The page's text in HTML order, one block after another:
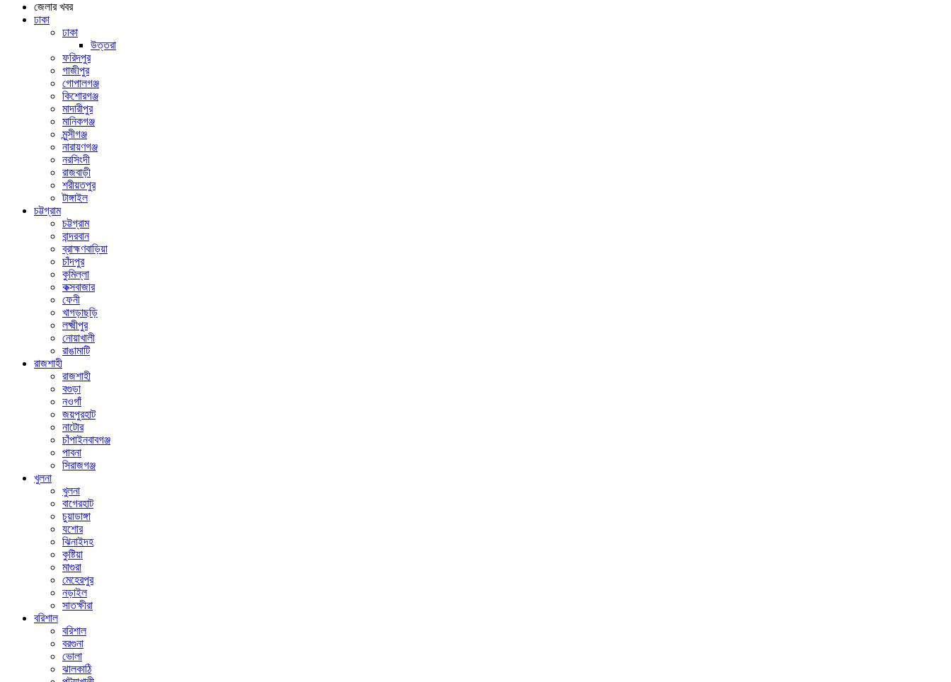
জেলার খবর
ঢাকা
ঢাকা
উত্তরা
ফরিদপুর
গাজীপুর
গোপালগঞ্জ
কিশোরগঞ্জ
মাদারীপুর
মানিকগঞ্জ
মুন্সীগঞ্জ
নারায়ণগঞ্জ
নরসিংদী
রাজবাড়ী
শরীয়তপুর
টাঙ্গাইল
চট্টগ্রাম
চট্টগ্রাম
বান্দরবান
ব্রাহ্মণবাড়িয়া
চাঁদপুর
কুমিল্লা
কক্সবাজার
ফেনী
খাগড়াছড়ি
লক্ষ্মীপুর
নোয়াখালী
রাঙামাটি
রাজশাহী
রাজশাহী
বগুড়া
নওগাঁ
জয়পুরহাট
নাটোর
চাঁপাইনবাবগঞ্জ
পাবনা
সিরাজগঞ্জ
খুলনা
খুলনা
বাগেরহাট
চুয়াডাঙ্গা
যশোর
ঝিনাইদহ
কুষ্টিয়া
মাগুরা
মেহেরপুর
নড়াইল
সাতক্ষীরা
বরিশাল
বরিশাল
বরগুনা
ভোলা
ঝালকাঠি